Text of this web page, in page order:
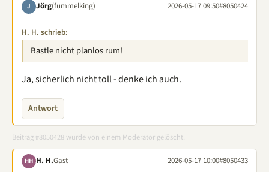
J Jörg(fummelking) 2026-05-17 09:50#8050424
H. H. schrieb:
Bastle nicht planlos rum!
Ja, sicherlich nicht toll - denke ich auch.
Antwort
Beitrag #8050428 wurde von einem Moderator gelöscht.
HH H. H.Gast 2026-05-17 10:00#8050433